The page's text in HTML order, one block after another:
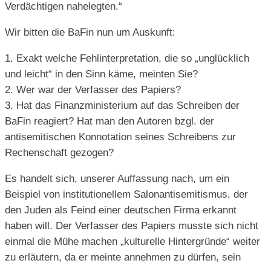
Verdächtigen nahelegten.“
Wir bitten die BaFin nun um Auskunft:
1. Exakt welche Fehlinterpretation, die so „unglücklich
und leicht“ in den Sinn käme, meinten Sie?
2. Wer war der Verfasser des Papiers?
3. Hat das Finanzministerium auf das Schreiben der
BaFin reagiert? Hat man den Autoren bzgl. der
antisemitischen Konnotation seines Schreibens zur
Rechenschaft gezogen?
Es handelt sich, unserer Auffassung nach, um ein
Beispiel von institutionellem Salonantisemitismus, der
den Juden als Feind einer deutschen Firma erkannt
haben will. Der Verfasser des Papiers musste sich nicht
einmal die Mühe machen „kulturelle Hintergründe“ weiter
zu erläutern, da er meinte annehmen zu dürfen, sein